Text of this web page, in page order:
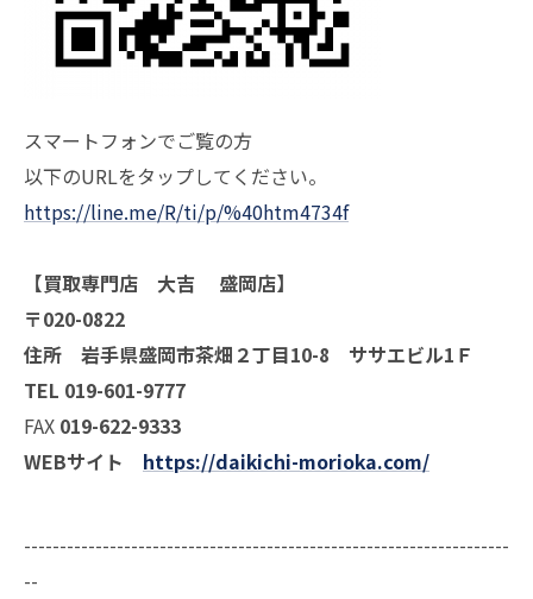
スマートフォンでご覧の方
以下のURLをタップしてください。
https://line.me/R/ti/p/%40htm4734f
【買取専門店 大吉 盛岡店】
〒020-0822
住所 岩手県盛岡市茶畑２丁目10-8 ササエビル1Ｆ
TEL 019-601-9777
FAX 019-622-9333
WEBサイト https://daikichi-morioka.com/
--------------------------------------------------------------------
--